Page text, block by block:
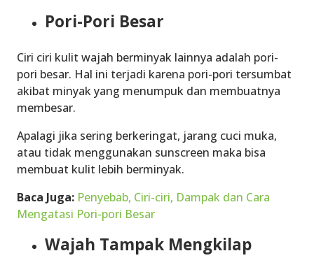
Pori-Pori Besar
Ciri ciri kulit wajah berminyak lainnya adalah pori-
pori besar. Hal ini terjadi karena pori-pori tersumbat
akibat minyak yang menumpuk dan membuatnya
membesar.
Apalagi jika sering berkeringat, jarang cuci muka,
atau tidak menggunakan sunscreen maka bisa
membuat kulit lebih berminyak.
Baca Juga: Penyebab, Ciri-ciri, Dampak dan Cara
Mengatasi Pori-pori Besar
Wajah Tampak Mengkilap